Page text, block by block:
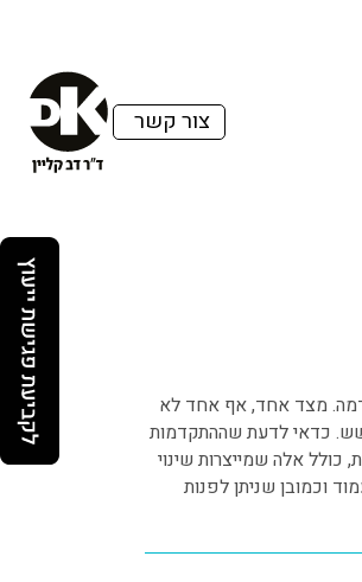
צור קשר
מצד אחד, אף אחד לא
כדאי לדעת שההתקדמות
אלה שמייצרות שינוי
וכמובן שניתן לפנות